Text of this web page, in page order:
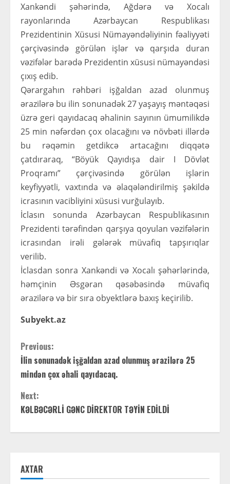
Xankəndi şəhərində, Ağdərə və Xocalı
rayonlarında Azərbaycan Respublikası
Prezidentinin Xüsusi Nümayəndəliyinin fəaliyyəti
çərçivəsində görülən işlər və qarşıda duran
vəzifələr barədə Prezidentin xüsusi nümayəndəsi
çıxış edib.
Qərargahın rəhbəri işğaldan azad olunmuş
ərazilərə bu ilin sonunadək 27 yaşayış məntəqəsi
üzrə geri qayıdacaq əhalinin sayının ümumilikdə
25 min nəfərdən çox olacağını və növbəti illərdə
bu rəqəmin getdikcə artacağını diqqətə
çatdıraraq, “Böyük Qayıdışa dair I Dövlət
Proqramı” çərçivəsində görülən işlərin
keyfiyyətli, vaxtında və əlaqələndirilmiş şəkildə
icrasının vacibliyini xüsusi vurğulayıb.
İclasın sonunda Azərbaycan Respublikasının
Prezidenti tərəfindən qarşıya qoyulan vəzifələrin
icrasından irəli gələrək müvafiq tapşırıqlar
verilib.
İclasdan sonra Xankəndi və Xocalı şəhərlərində,
həmçinin Əsgəran qəsəbəsində müvafiq
ərazilərə və bir sıra obyektlərə baxış keçirilib.
Subyekt.az
C
o
n
t
i
u
Previous:
İlin sonunadək işğaldan azad olunmuş ərazilərə 25
mindən çox əhali qayıdacaq.
Next:
KƏLBƏCƏRLİ GƏNC DİREKTOR TƏYİN EDİLDİ
AXTAR